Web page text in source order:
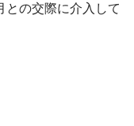
との交際に介入して